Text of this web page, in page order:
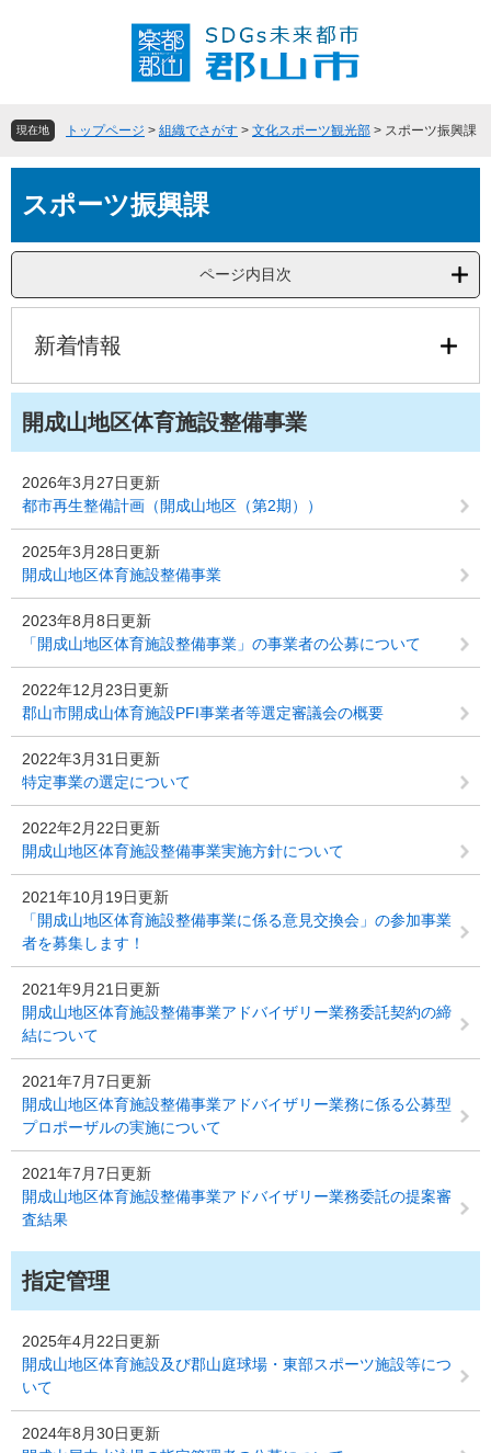
頭
す
飛
し
文
現在地 トップページ > 組織でさがす > 文化スポーツ観光部 > スポーツ振興課
スポーツ振興課
ページ内目次
新着情報
開成山地区体育施設整備事業
2026年3月27日更新
都市再生整備計画（開成山地区（第2期））
2025年3月28日更新
開成山地区体育施設整備事業
2023年8月8日更新
「開成山地区体育施設整備事業」の事業者の公募について
2022年12月23日更新
郡山市開成山体育施設PFI事業者等選定審議会の概要
2022年3月31日更新
特定事業の選定について
2022年2月22日更新
開成山地区体育施設整備事業実施方針について
2021年10月19日更新
「開成山地区体育施設整備事業に係る意見交換会」の参加事業
者を募集します！
2021年9月21日更新
開成山地区体育施設整備事業アドバイザリー業務委託契約の締
結について
2021年7月7日更新
開成山地区体育施設整備事業アドバイザリー業務に係る公募型
プロポーザルの実施について
2021年7月7日更新
開成山地区体育施設整備事業アドバイザリー業務委託の提案審
査結果
指定管理
2025年4月22日更新
開成山地区体育施設及び郡山庭球場・東部スポーツ施設等につ
いて
2024年8月30日更新